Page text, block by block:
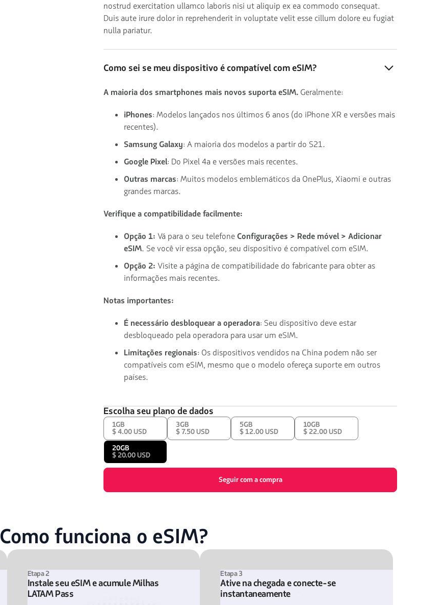
nostrud exercitation ullamco laboris nisi ut aliquip ex ea commodo consequat.
Duis aute irure dolor in reprehenderit in voluptate velit esse cillum dolore eu fugiat
nulla pariatur.
Como sei se meu dispositivo é compatível com eSIM?
A maioria dos smartphones mais novos suporta eSIM. Geralmente:
iPhones: Modelos lançados nos últimos 6 anos (do iPhone XR e versões mais
recentes).
Samsung Galaxy: A maioria dos modelos a partir do S21.
Google Pixel: Do Pixel 4a e versões mais recentes.
Outras marcas: Muitos modelos emblemáticos da OnePlus, Xiaomi e outras
grandes marcas.
Verifique a compatibilidade facilmente:
Opção 1: Vá para o seu telefoneConfigurações > Rede móvel > Adicionar
eSIM. Se você vir essa opção, seu dispositivo é compatível com eSIM.
Opção 2: Visite a página de compatibilidade do fabricante para obter as
informações mais recentes.
Notas importantes:
É necessário desbloquear a operadora: Seu dispositivo deve estar
desbloqueado pela operadora para usar um eSIM.
Limitações regionais: Os dispositivos vendidos na China podem não ser
compatíveis com eSIM, mesmo que o modelo ofereça suporte em outros
países.
Escolha seu plano de dados
1GB
$ 4.00 USD
3GB
$ 7.50 USD
5GB
$ 12.00 USD
10GB
$ 22.00 USD
20GB
$ 20.00 USD
Seguir com a compra
Como funciona o eSIM?
Etapa 2
Instale seu eSIM e acumule Milhas
LATAM Pass
Etapa 3
Ative na chegada e conecte-se
instantaneamente